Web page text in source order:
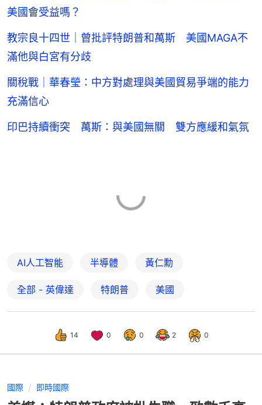
美國會受益嗎？
教宗良十四世｜曾批評特朗普和萬斯 美國MAGA不
滿他與白宮有分歧
關稅戰｜華春瑩：中方對處理與美國貿易爭端的能力
充滿信心
印巴持續衝突 萬斯：與美國無關 雙方應緩和氣氛
AI人工智能 半導體 黃仁勳
全部 - 英偉達 特朗普 美國
14 0 0 2 0
國際 即時國際